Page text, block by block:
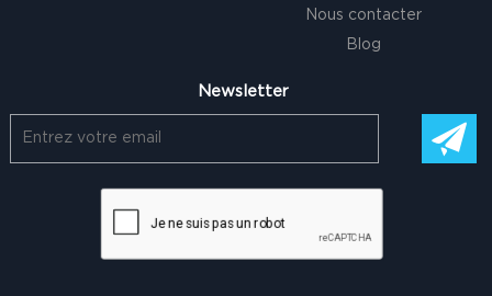
Nous contacter
Blog
Newsletter